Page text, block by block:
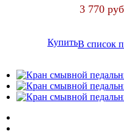
3 770
КупитьВ список